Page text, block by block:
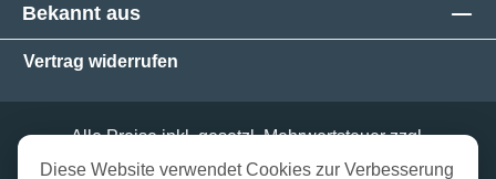
Bekannt aus
Vertrag widerrufen
Alle Preise inkl. gesetzl. Mehrwertsteuer zzgl.
Versandkosten und ggf. Nachnahmegebühren, wenn
Diese Website verwendet Cookies zur Verbesserung